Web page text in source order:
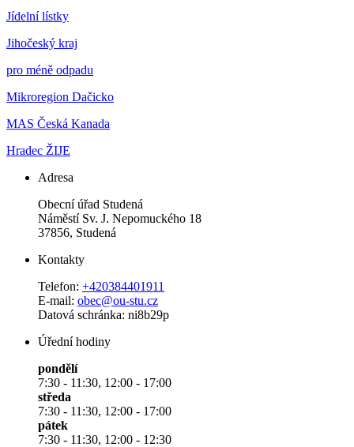
Jídelní lístky
Jihočeský kraj
pro méně odpadu
Mikroregion Dačicko
MAS Česká Kanada
Hradec ŽIJE
Adresa
Obecní úřad Studená
Náměstí Sv. J. Nepomuckého 18
37856, Studená
Kontakty
Telefon: +420384401911
E-mail: obec@ou-stu.cz
Datová schránka: ni8b29p
Úřední hodiny
pondělí
7:30 - 11:30, 12:00 - 17:00
středa
7:30 - 11:30, 12:00 - 17:00
pátek
7:30 - 11:30, 12:00 - 12:30